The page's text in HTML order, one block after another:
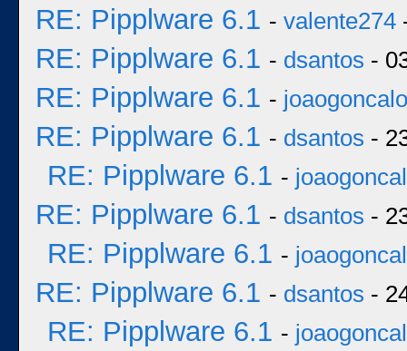
RE: Pipplware 6.1 - valente274
RE: Pipplware 6.1 - dsantos -
RE: Pipplware 6.1 - joaogoncalo
RE: Pipplware 6.1 - dsantos -
RE: Pipplware 6.1 -
RE: Pipplware 6.1 - dsantos -
RE: Pipplware 6.1 -
RE: Pipplware 6.1 - dsantos -
RE: Pipplware 6.1 -